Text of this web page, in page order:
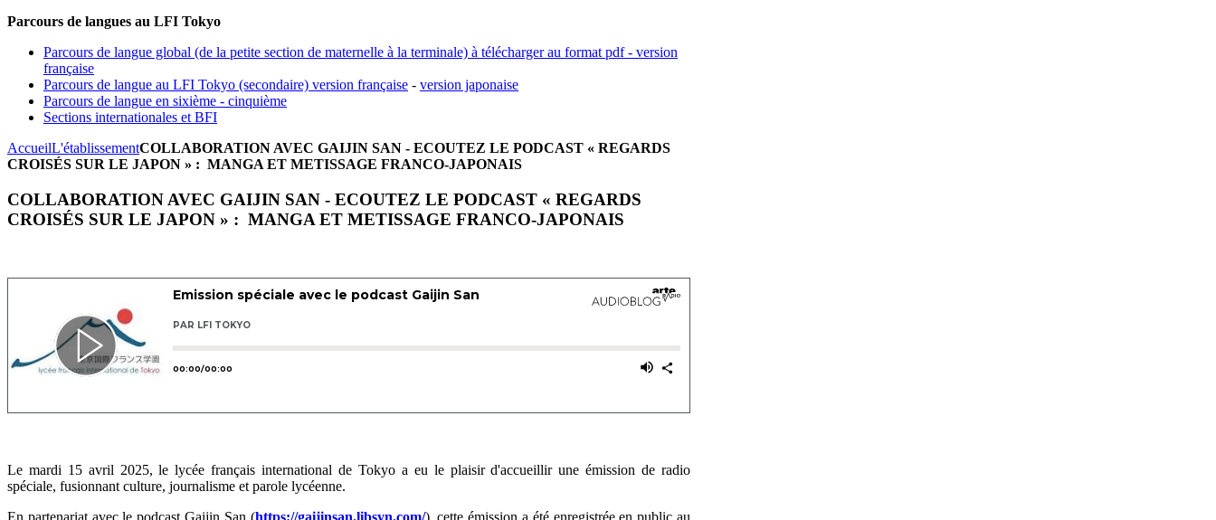
Parcours de langues au LFI Tokyo
Parcours de langue global (de la petite section de maternelle à la terminale) à télécharger au format pdf - version
française
Parcours de langue au LFI Tokyo (secondaire) version française - version japonaise
Parcours de langue en sixième - cinquième
Sections internationales et BFI
AccueilL'établissementCOLLABORATION AVEC GAIJIN SAN - ECOUTEZ LE PODCAST « REGARDS
CROISÉS SUR LE JAPON » : MANGA ET METISSAGE FRANCO-JAPONAIS
COLLABORATION AVEC GAIJIN SAN - ECOUTEZ LE PODCAST « REGARDS
CROISÉS SUR LE JAPON » : MANGA ET METISSAGE FRANCO-JAPONAIS
Le mardi 15 avril 2025, le lycée français international de Tokyo a eu le plaisir d'accueillir une émission de radio
spéciale, fusionnant culture, journalisme et parole lycéenne.
En partenariat avec le podcast Gaijin San (https://gaijinsan.libsyn.com/), cette émission a été enregistrée en public au